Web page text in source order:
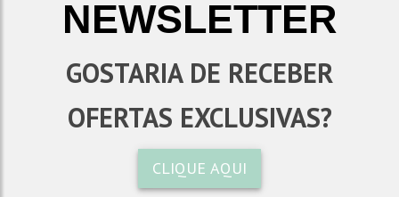
NEWSLETTER
GOSTARIA DE RECEBER
OFERTAS EXCLUSIVAS?
CLIQUE AQUI